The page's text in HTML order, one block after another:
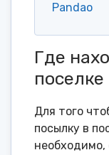
Pandao
Где
Для того
посылку в
необходимо,